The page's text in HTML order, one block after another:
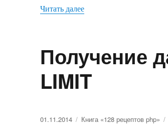
Читать далее
Получение
LIMIT
Опубликовано
01.11.2014 Рубрики
Книга «128 рецептов php»